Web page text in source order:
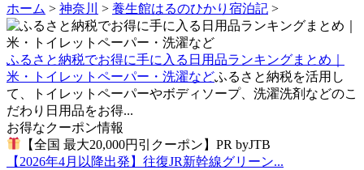
ホーム > 神奈川 > 養生館はるのひかり宿泊記 >
ふるさと納税でお得に手に入る日用品ランキングまとめ｜
米・トイレットペーパー・洗濯などふるさと納税を活用し
て、トイレットペーパーやボディソープ、洗濯洗剤などのこ
だわり日用品をお得...
お得なクーポン情報
【全国 最大20,000円引クーポン】PR byJTB
【2026年4月以降出発】往復JR新幹線グリーン...